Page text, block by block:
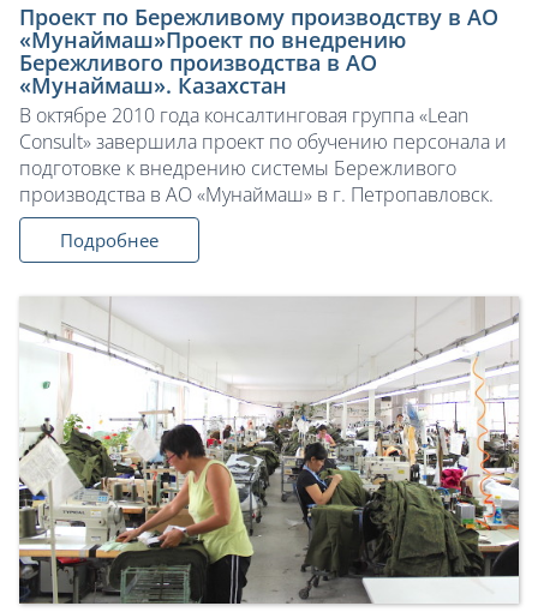
Проект по Бережливому производству в АО
«Мунаймаш»Проект по внедрению
Бережливого производства в АО
«Мунаймаш». Казахстан
В октябре 2010 года консалтинговая группа «Lean
Consult» завершила проект по обучению персонала и
подготовке к внедрению системы Бережливого
производства в АО «Мунаймаш» в г. Петропавловск.
Подробнее